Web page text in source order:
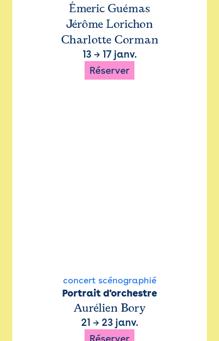
Émeric Guémas
Jérôme Lorichon
Charlotte Corman
13→ 17 janv.
Réserver
concert scénographié
Portrait d'orchestre
Aurélien Bory
21 → 23 janv.
Réserver